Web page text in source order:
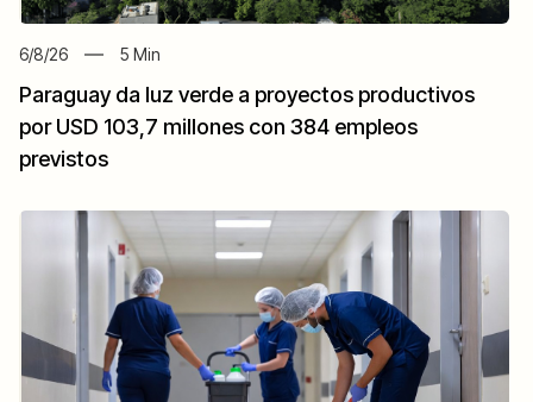
6/8/26 5 Min
Paraguay da luz verde a proyectos productivos
por USD 103,7 millones con 384 empleos
previstos